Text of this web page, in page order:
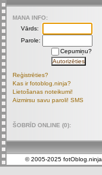
MANA INFO:
Vārds:
Parole:
Cepumiņu?
Reģistrēties?
Kas ir fotoblog.ninja?
Lietošanas noteikumi!
Aizmirsu savu paroli! SMS
ŠOBRĪD ONLINE (0):
© 2005-2025 fotOblog.ninja